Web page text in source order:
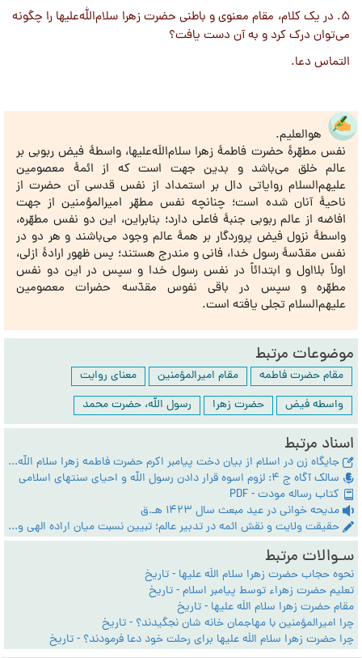
5. در یک کلام، مقام معنوی و باطنی حضرت زهرا سلام‌الله‌علیها را چگونه
می‌توان درک کرد و به آن دست یافت؟
التماس دعا.
هوالعلیم.
نفس مطهّرۀ حضرت فاطمۀ زهرا سلام‌اللَه‌علیها، واسطۀ فیض ربوبی بر
عالم خلق می‌باشد و بدین جهت است که از ائمۀ معصومین
علیهم‌السلام روایاتی دال بر استمداد از نفس قدسی آن حضرت از
ناحیۀ آنان شده است؛ چنانچه نفس مطهّر امیرالمؤمنین از جهت
افاضه از عالم ربوبی جنبۀ فاعلی دارد؛ بنابراین، این دو نفس مطهّره،
واسطۀ نزول فیض پروردگار بر همۀ عالم وجود می‌باشند و هر دو در
نفس مقدّسۀ رسول خدا، فانی و مندرج هستند؛ پس ظهور ارادۀ ازلی،
اولاً بلا‌اول و ابتدائاً در نفس رسول خدا و سپس در این دو نفس
مطهّره و سپس در باقی نفوس مقدّسه حضرات معصومین
علیهم‌السلام تجلی یافته است.
موضوعات مرتبط
مقام حضرت فاطمه مقام امیرالمؤمنین
معنای روایت
واسطه فیض
حضرت زهرا رسول الله، حضرت محمد
اسناد مرتبط
جایگاه زن در اسلام از بیان دخت پیامبر اکرم حضرت فاطمه زهرا سلام الله علیها
سالک آگاه ج 4: لزوم اسوه قرار دادن رسول الله و احیای سنت‏های اسلامی
کتاب رساله مودت - PDF
مدیحه خوانی در عید مبعث سال 1423 هـ.ق
حقیقت ولایت و نقش ائمه در تدبیر عالم؛ تبیین نسبت میان اراده الهی و وساطت چهارده معصوم
سـوالات مرتبط
نحوه حجاب حضرت زهرا سلام اللَه علیها - تاریخ
تعلیم حضرت زهراء توسط پیامبر اسلام - تاریخ
مقام حضرت زهرا سلام اللَه علیها - تاریخ
چرا امیرالمؤمنین با مهاجمان خانه شان نجگیدند؟ - تاریخ
چرا حضرت زهرا سلام اللَه علیها برای رحلت خود دعا فرمودند؟ - تاریخ